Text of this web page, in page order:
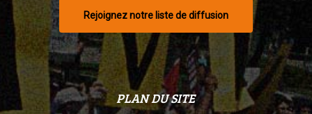
Rejoignez notre liste de diffusion
PLAN DU SITE